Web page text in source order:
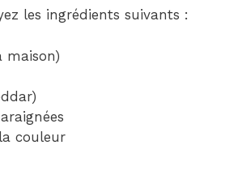
les ingrédients suivants :
maison)
couleur